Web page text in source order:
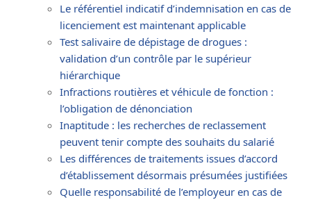
Le référentiel indicatif d’indemnisation en cas de
licenciement est maintenant applicable
Test salivaire de dépistage de drogues :
validation d’un contrôle par le supérieur
hiérarchique
Infractions routières et véhicule de fonction :
l’obligation de dénonciation
Inaptitude : les recherches de reclassement
peuvent tenir compte des souhaits du salarié
Les différences de traitements issues d’accord
d’établissement désormais présumées justifiées
Quelle responsabilité de l’employeur en cas de